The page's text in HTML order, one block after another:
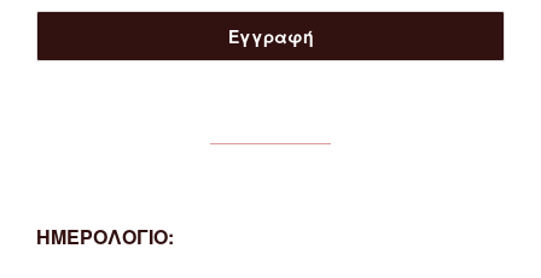
ΗΜΕΡΟΛΟΓΙΟ: